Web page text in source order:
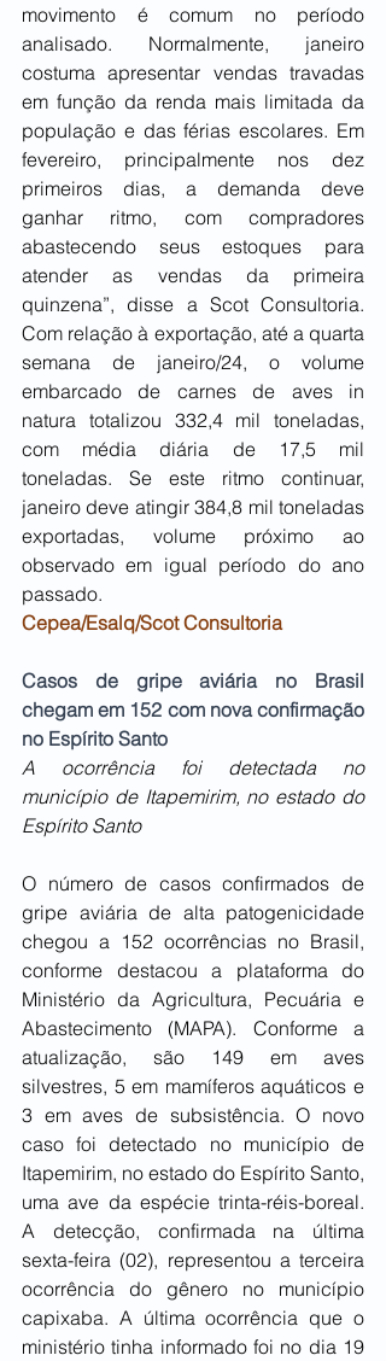
movimento é comum no período
analisado. Normalmente, janeiro
costuma apresentar vendas travadas
em função da renda mais limitada da
população e das férias escolares. Em
fevereiro, principalmente nos dez
primeiros dias, a demanda deve
ganhar ritmo, com compradores
abastecendo seus estoques para
atender as vendas da primeira
quinzena”, disse a Scot Consultoria.
Com relação à exportação, até a quarta
semana de janeiro/24, o volume
embarcado de carnes de aves in
natura totalizou 332,4 mil toneladas,
com média diária de 17,5 mil
toneladas. Se este ritmo continuar,
janeiro deve atingir 384,8 mil toneladas
exportadas, volume próximo ao
observado em igual período do ano
passado.
Cepea/Esalq/Scot Consultoria
Casos de gripe aviária no Brasil
chegam em 152 com nova confirmação
no Espírito Santo
A ocorrência foi detectada no
município de Itapemirim, no estado do
Espírito Santo
O número de casos confirmados de
gripe aviária de alta patogenicidade
chegou a 152 ocorrências no Brasil,
conforme destacou a plataforma do
Ministério da Agricultura, Pecuária e
Abastecimento (MAPA). Conforme a
atualização, são 149 em aves
silvestres, 5 em mamíferos aquáticos e
3 em aves de subsistência. O novo
caso foi detectado no município de
Itapemirim, no estado do Espírito Santo,
uma ave da espécie trinta-réis-boreal.
A detecção, confirmada na última
sexta-feira (02), representou a terceira
ocorrência do gênero no município
capixaba. A última ocorrência que o
ministério tinha informado foi no dia 19